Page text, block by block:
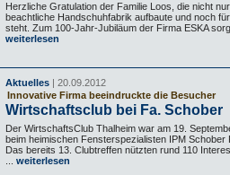
Herzliche Gratulation der Familie Loos, die nicht
beachtliche Handschuhfabrik aufbaute und noch
steht. Zum 100-Jahr-Jubiläum der Firma ESKA
weiterlesen
Aktuelles | 20.09.2012
Innovative Firma beeindruckte die Besucher
Wirtschaftsclub bei Fa. Schober
Der WirtschaftsClub Thalheim war am 19.
beim heimischen Fensterspezialisten IPM Schober
Das bereits 13. Clubtreffen nützten rund 110
weiterlesen